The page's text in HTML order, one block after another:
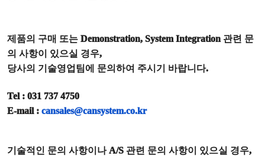
제품의 구매 또는 Demonstration, System Integration 관련 문
의 사항이 있으실 경우,
당사의 기술영업팀에 문의하여 주시기 바랍니다.
Tel : 031 737 4750
E-mail : cansales@cansystem.co.kr
기술적인 문의 사항이나A/S 관련 문의 사항이 있으실 경우,